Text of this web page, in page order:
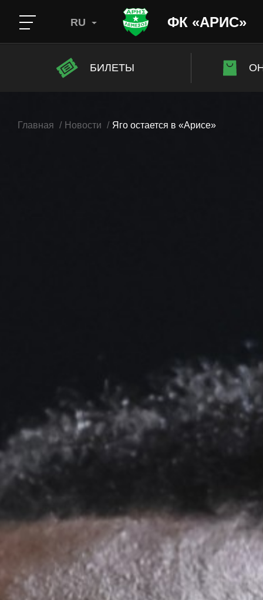
ФК «АРИС»
RU
БИЛЕТЫ
Главная Новости Яго остается в «Арисе»